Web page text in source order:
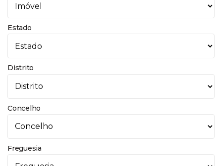
Estado
Distrito
Concelho
Freguesia